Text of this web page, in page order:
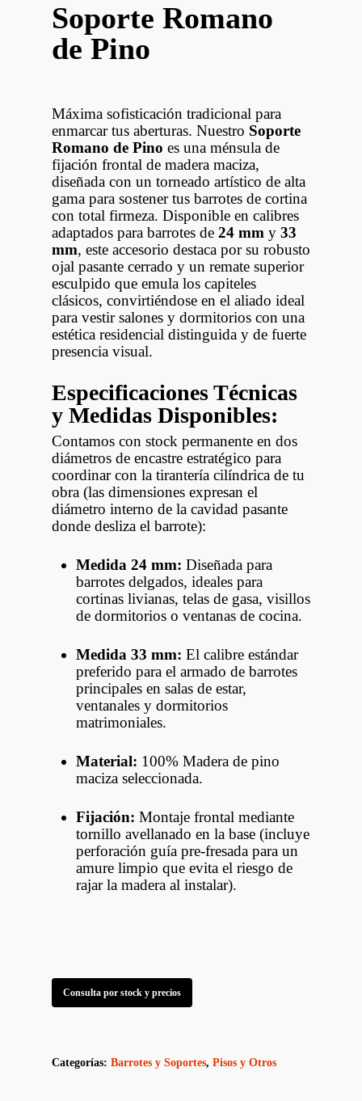
Soporte Romano
de Pino
Máxima sofisticación tradicional para
enmarcar tus aberturas. Nuestro Soporte
Romano de Pino es una ménsula de
fijación frontal de madera maciza,
diseñada con un torneado artístico de alta
gama para sostener tus barrotes de cortina
con total firmeza. Disponible en calibres
adaptados para barrotes de 24 mm y 33
mm, este accesorio destaca por su robusto
ojal pasante cerrado y un remate superior
esculpido que emula los capiteles
clásicos, convirtiéndose en el aliado ideal
para vestir salones y dormitorios con una
estética residencial distinguida y de fuerte
presencia visual.
Especificaciones Técnicas
y Medidas Disponibles:
Contamos con stock permanente en dos
diámetros de encastre estratégico para
coordinar con la tirantería cilíndrica de tu
obra (las dimensiones expresan el
diámetro interno de la cavidad pasante
donde desliza el barrote):
Medida 24 mm: Diseñada para
barrotes delgados, ideales para
cortinas livianas, telas de gasa, visillos
de dormitorios o ventanas de cocina.
Medida 33 mm: El calibre estándar
preferido para el armado de barrotes
principales en salas de estar,
ventanales y dormitorios
matrimoniales.
Material: 100% Madera de pino
maciza seleccionada.
Fijación: Montaje frontal mediante
tornillo avellanado en la base (incluye
perforación guía pre-fresada para un
amure limpio que evita el riesgo de
rajar la madera al instalar).
Consulta por stock y precios
Categorías: Barrotes y Soportes, Pisos y Otros